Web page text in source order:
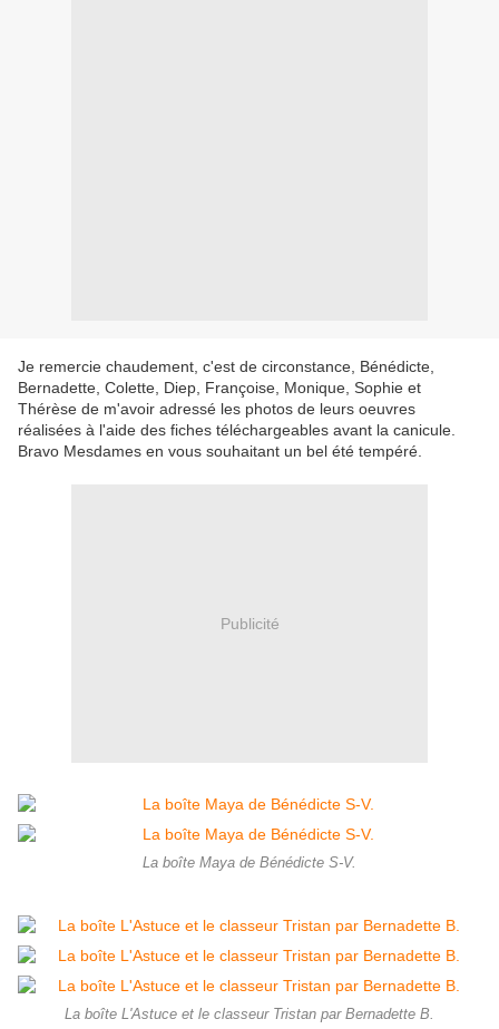
Je remercie chaudement, c'est de circonstance, Bénédicte,
Bernadette, Colette, Diep, Françoise, Monique, Sophie et
Thérèse de m'avoir adressé les photos de leurs oeuvres
réalisées à l'aide des fiches téléchargeables avant la canicule.
Bravo Mesdames en vous souhaitant un bel été tempéré.
Publicité
La boîte Maya de Bénédicte S-V.
La boîte L'Astuce et le classeur Tristan par Bernadette B.